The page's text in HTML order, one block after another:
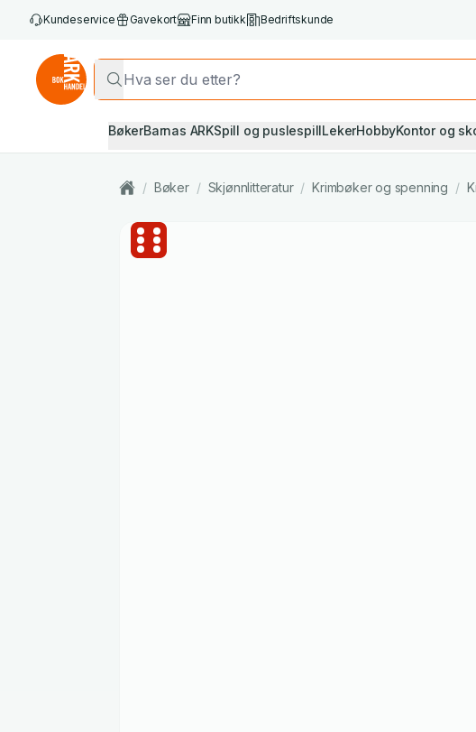
Kundeservice Gavekort Finn butikk Bedriftskunde
BøkerBarnas ARKSpill og puslespillLekerHobbyKontor og
/ Bøker / Skjønnlitteratur / Krimbøker og spenning /